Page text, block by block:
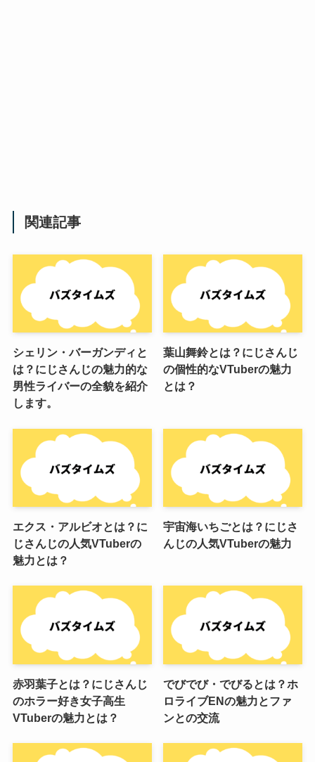
関連記事
シェリン・バーガンディと
は？にじさんじの魅力的な
男性ライバーの全貌を紹介
します。
葉山舞鈴とは？にじさんじ
の個性的なVTuberの魅力
とは？
エクス・アルビオとは？に
じさんじの人気VTuberの
魅力とは？
宇宙海いちごとは？にじさ
んじの人気VTuberの魅力
赤羽葉子とは？にじさんじ
のホラー好き女子高生
VTuberの魅力とは？
でびでび・でびるとは？ホ
ロライブENの魅力とファ
ンとの交流